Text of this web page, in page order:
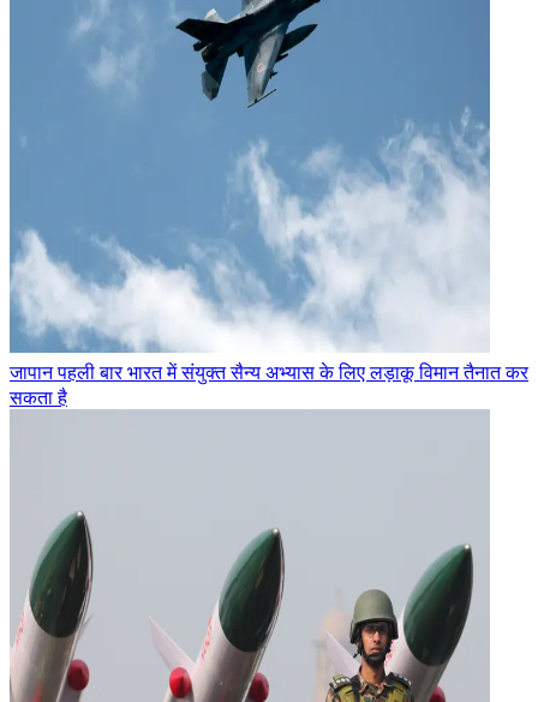
जापान पहली बार भारत में संयुक्त सैन्य अभ्यास के लिए लड़ाकू विमान तैनात कर
सकता है